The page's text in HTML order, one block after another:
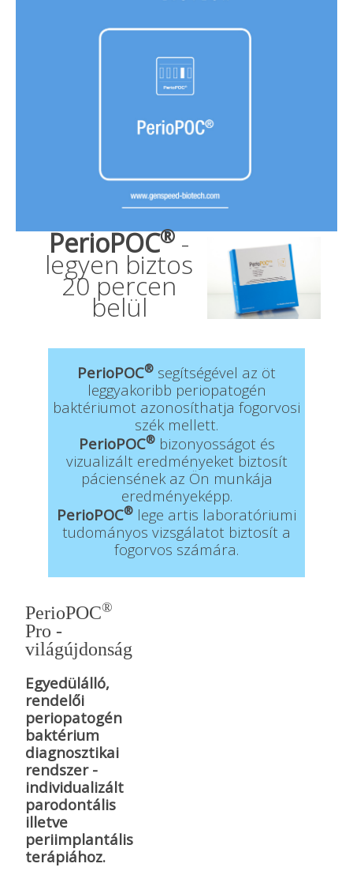
PerioPOC®-
legyen biztos
20 percen
belül
PerioPOC® segítségével az öt
leggyakoribb periopatogén
baktériumot azonosíthatja fogorvosi
szék mellett.
PerioPOC® bizonyosságot és
vizualizált eredményeket biztosít
páciensének az Ön munkája
eredményeképp.
PerioPOC® lege artis laboratóriumi
tudományos vizsgálatot biztosít a
fogorvos számára.
PerioPOC®
Pro -
világújdonság
Egyedülálló,
rendelői
periopatogén
baktérium
diagnosztikai
rendszer -
individualizált
parodontális
illetve
periimplantális
terápiához.